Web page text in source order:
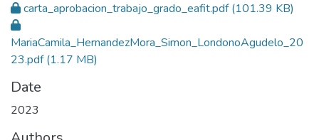
carta_aprobacion_trabajo_grado_eafit.pdf(101.39 KB)
MariaCamila_HernandezMora_Simon_LondonoAgudelo_20
23.pdf(1.17 MB)
Date
2023